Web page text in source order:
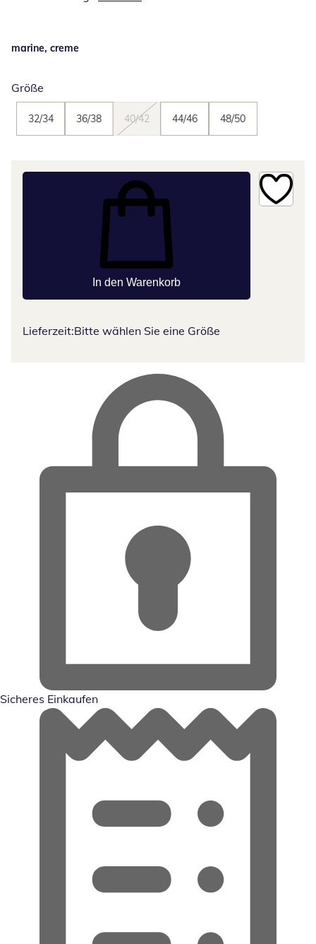
marine, creme
Größe
32/34 36/38 40/42 44/46 48/50
In den Warenkorb
Lieferzeit:Bitte wählen Sie eine Größe
Sicheres Einkaufen